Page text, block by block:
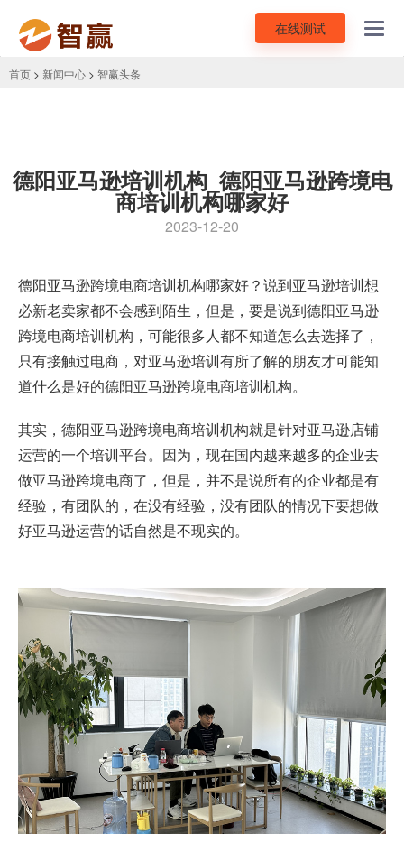
在线测试
首页 > 新闻中心 > 智赢头条
德阳亚马逊培训机构_德阳亚马逊跨境电
商培训机构哪家好
2023-12-20
德阳亚马逊跨境电商培训机构哪家好？说到亚马逊培训想
必新老卖家都不会感到陌生，但是，要是说到德阳亚马逊
跨境电商培训机构，可能很多人都不知道怎么去选择了，
只有接触过电商，对亚马逊培训有所了解的朋友才可能知
道什么是好的德阳亚马逊跨境电商培训机构。
其实，德阳亚马逊跨境电商培训机构就是针对亚马逊店铺
运营的一个培训平台。因为，现在国内越来越多的企业去
做亚马逊跨境电商了，但是，并不是说所有的企业都是有
经验，有团队的，在没有经验，没有团队的情况下要想做
好亚马逊运营的话自然是不现实的。